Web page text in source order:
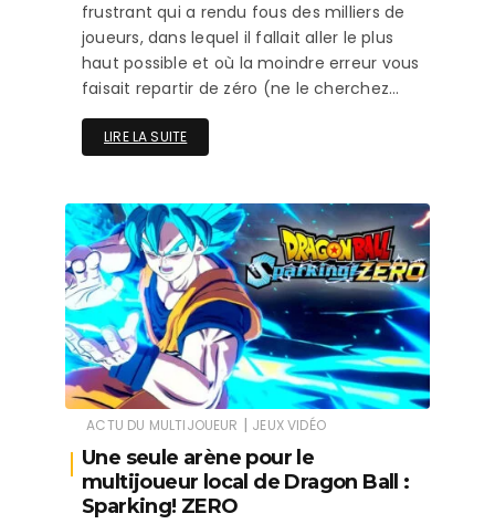
frustrant qui a rendu fous des milliers de
joueurs, dans lequel il fallait aller le plus
haut possible et où la moindre erreur vous
faisait repartir de zéro (ne le cherchez…
LIRE LA SUITE
ACTU DU MULTIJOUEUR | JEUX VIDÉO
Une seule arène pour le
multijoueur local de Dragon Ball :
Sparking! ZERO